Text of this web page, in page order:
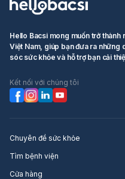
Hello Bacsi mong muốn trở thành
Việt Nam, giúp bạn đưa ra những
sóc sức khỏe và hỗ trợ bạn cải
Kết nối với chúng tôi
Chuyên đề sức khỏe
Tìm bệnh viện
Cửa hàng